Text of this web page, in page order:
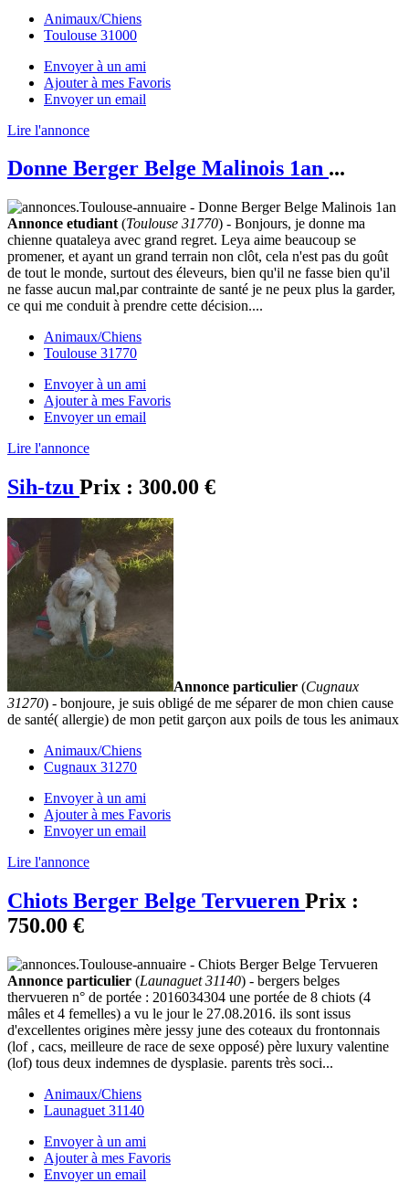
Animaux/Chiens
Toulouse 31000
Envoyer à un ami
Ajouter à mes Favoris
Envoyer un email
Lire l'annonce
Donne Berger Belge Malinois 1an ...
Annonce etudiant (Toulouse 31770) - Bonjours, je donne ma
chienne quataleya avec grand regret. Leya aime beaucoup se
promener, et ayant un grand terrain non clôt, cela n'est pas du goût
de tout le monde, surtout des éleveurs, bien qu'il ne fasse bien qu'il
ne fasse aucun mal,par contrainte de santé je ne peux plus la garder,
ce qui me conduit à prendre cette décision....
Animaux/Chiens
Toulouse 31770
Envoyer à un ami
Ajouter à mes Favoris
Envoyer un email
Lire l'annonce
Sih-tzu Prix : 300.00 €
Annonce particulier (Cugnaux
31270) - bonjoure, je suis obligé de me séparer de mon chien cause
de santé( allergie) de mon petit garçon aux poils de tous les animaux
Animaux/Chiens
Cugnaux 31270
Envoyer à un ami
Ajouter à mes Favoris
Envoyer un email
Lire l'annonce
Chiots Berger Belge Tervueren Prix :
750.00 €
Annonce particulier (Launaguet 31140) - bergers belges
thervueren n° de portée : 2016034304 une portée de 8 chiots (4
mâles et 4 femelles) a vu le jour le 27.08.2016. ils sont issus
d'excellentes origines mère jessy june des coteaux du frontonnais
(lof , cacs, meilleure de race de sexe opposé) père luxury valentine
(lof) tous deux indemnes de dysplasie. parents très soci...
Animaux/Chiens
Launaguet 31140
Envoyer à un ami
Ajouter à mes Favoris
Envoyer un email